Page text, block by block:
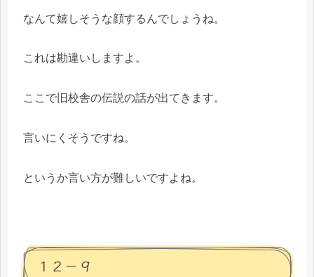
なんて嬉しそうな顔するんでしょうね。
これは勘違いしますよ。
ここで旧校舎の伝説の話が出てきます。
言いにくそうですね。
というか言い方が難しいですよね。
１２－９